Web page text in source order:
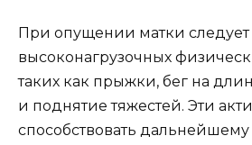
При опущении матки следует
высоконагрузочных
таких как прыжки, бег на
и поднятие тяжестей. Эти
способствовать